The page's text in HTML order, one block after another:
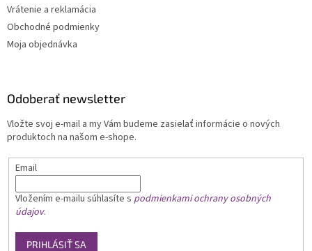
Vrátenie a reklamácia
Obchodné podmienky
Moja objednávka
Odoberať newsletter
Vložte svoj e-mail a my Vám budeme zasielať informácie o nových
produktoch na našom e-shope.
Email
Vložením e-mailu súhlasíte s podmienkami ochrany osobných
údajov.
PRIHLÁSIŤ SA